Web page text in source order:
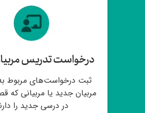
درخواست تدریس
ثبت درخواست‌های مربوط
مربیان جدید یا مربیانی که
در درسی جدید را